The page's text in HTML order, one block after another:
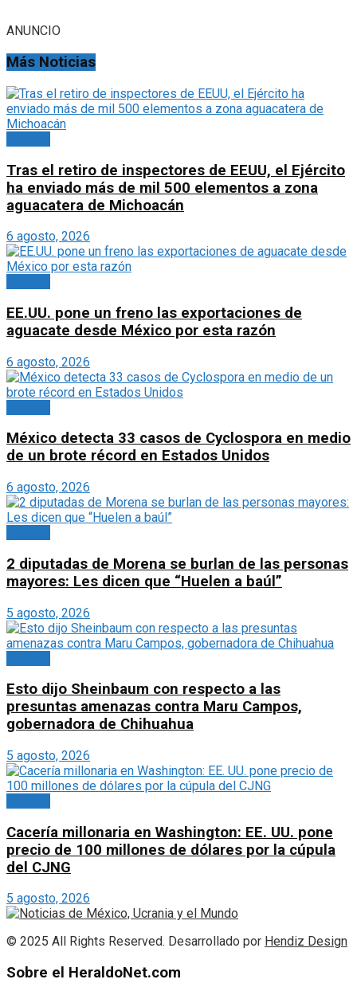
ANUNCIO
Más Noticias
Tras el retiro de inspectores de EEUU, el Ejército
ha enviado más de mil 500 elementos a zona
aguacatera de Michoacán
6 agosto, 2026
EE.UU. pone un freno las exportaciones de
aguacate desde México por esta razón
6 agosto, 2026
México detecta 33 casos de Cyclospora en medio
de un brote récord en Estados Unidos
6 agosto, 2026
2 diputadas de Morena se burlan de las personas
mayores: Les dicen que “Huelen a baúl”
5 agosto, 2026
Esto dijo Sheinbaum con respecto a las
presuntas amenazas contra Maru Campos,
gobernadora de Chihuahua
5 agosto, 2026
Cacería millonaria en Washington: EE. UU. pone
precio de 100 millones de dólares por la cúpula
del CJNG
5 agosto, 2026
© 2025 All Rights Reserved. Desarrollado por Hendiz Design
Sobre el HeraldoNet.com